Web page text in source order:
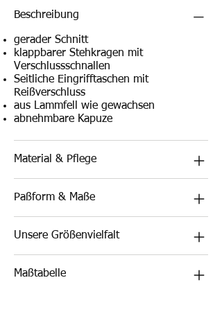
Beschreibung
gerader Schnitt
klappbarer Stehkragen mit
Verschlussschnallen
Seitliche Eingrifftaschen mit
Reißverschluss
aus Lammfell wie gewachsen
abnehmbare Kapuze
Material & Pflege
Paßform & Maße
Unsere Größenvielfalt
Maßtabelle